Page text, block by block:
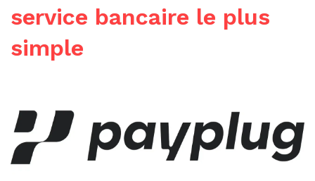
service bancaire le plus
simple